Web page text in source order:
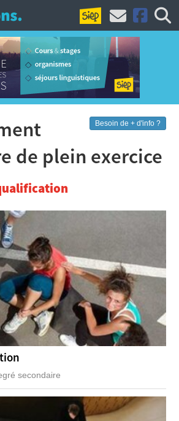
Besoin de + d'info ?
de plein exercice
secondaire